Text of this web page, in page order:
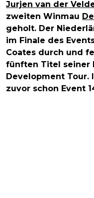
Jurjen van der
zweiten Winmau
geholt. Der
im Finale des
Coates durch und
fünften Titel seiner
Development Tour.
zuvor schon Event